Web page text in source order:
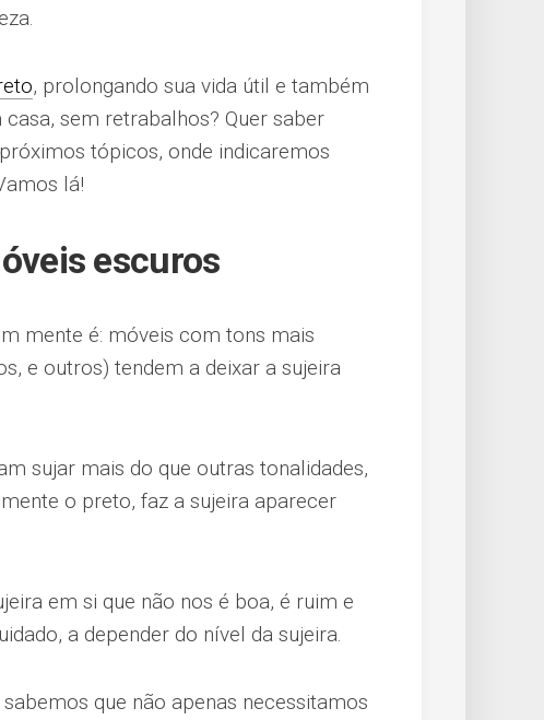
, prolongando sua vida útil e também
sem retrabalhos? Quer saber
tópicos, onde indicaremos
lá!
escuros
mente é: móveis com tons mais
e outros) tendem a deixar a sujeira
sujar mais do que outras tonalidades,
o preto, faz a sujeira aparecer
em si que não nos é boa, é ruim e
a depender do nível da sujeira.
que não apenas necessitamos